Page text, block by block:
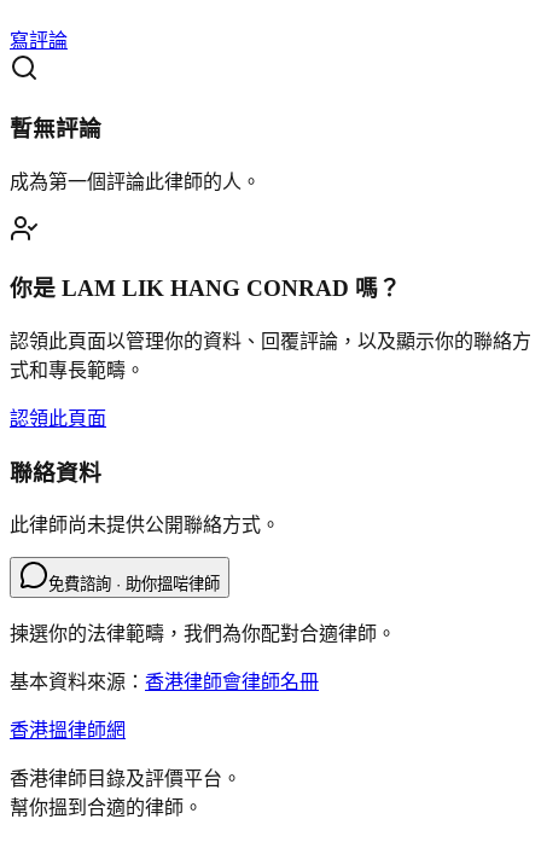
寫評論
暫無評論
成為第一個評論此律師的人。
你是 LAM LIK HANG CONRAD 嗎？
認領此頁面以管理你的資料、回覆評論，以及顯示你的聯絡方
式和專長範疇。
認領此頁面
聯絡資料
此律師尚未提供公開聯絡方式。
免費諮詢 · 助你搵啱律師
揀選你的法律範疇，我們為你配對合適律師。
基本資料來源： 香港律師會律師名冊
香港搵律師網
香港律師目錄及評價平台。
幫你搵到合適的律師。